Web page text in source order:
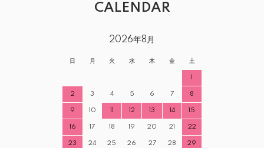
CALENDAR
2026年8月
日 月 火 水 木 金 土
2 3 4 5 6 7 8
9 10 12 13 14 15
16 17 18 19 20 21 22
23 24 25 26 27 28 29